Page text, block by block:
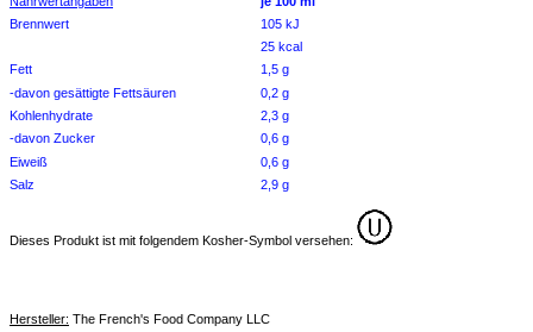
Brennwert
105 kJ
25 kcal
Fett
1,5 g
-davon gesättigte Fettsäuren
0,2 g
Kohlenhydrate
2,3 g
-davon Zucker
0,6 g
Eiweiß
0,6 g
Salz
2,9 g
Dieses Produkt ist mit folgendem Kosher-Symbol versehen:
Hersteller: The French's Food Company LLC